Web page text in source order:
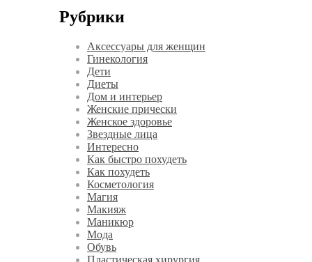
Рубрики
Аксессуары для женщин
Гинекология
Дети
Диеты
Дом и интерьер
Женские прически
Женское здоровье
Звездные лица
Интересно
Как быстро похудеть
Как похудеть
Косметология
Магия
Макияж
Маникюр
Мода
Обувь
Пластическая хирургия